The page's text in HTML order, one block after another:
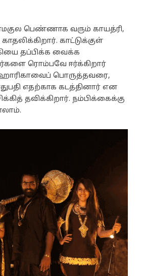
பெண்ணாக வரும் காயத்ரி,
காட்டுக்குள்
தப்பிக்க வைக்க
ரொம்பவே ஈர்க்கிறார்
பொருத்தவரை,
எதற்காக கடத்தினார் என
தவிக்கிறார். நம்பிக்கைக்கு